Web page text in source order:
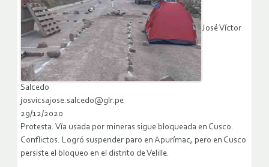
José Víctor
Salcedo
josvicsajose.salcedo@glr.pe
29/12/2020
Protesta. Vía usada por mineras sigue bloqueada en Cusco.
Conflictos. Logró suspender paro en Apurímac, pero en Cusco
persiste el bloqueo en el distrito de Velille.